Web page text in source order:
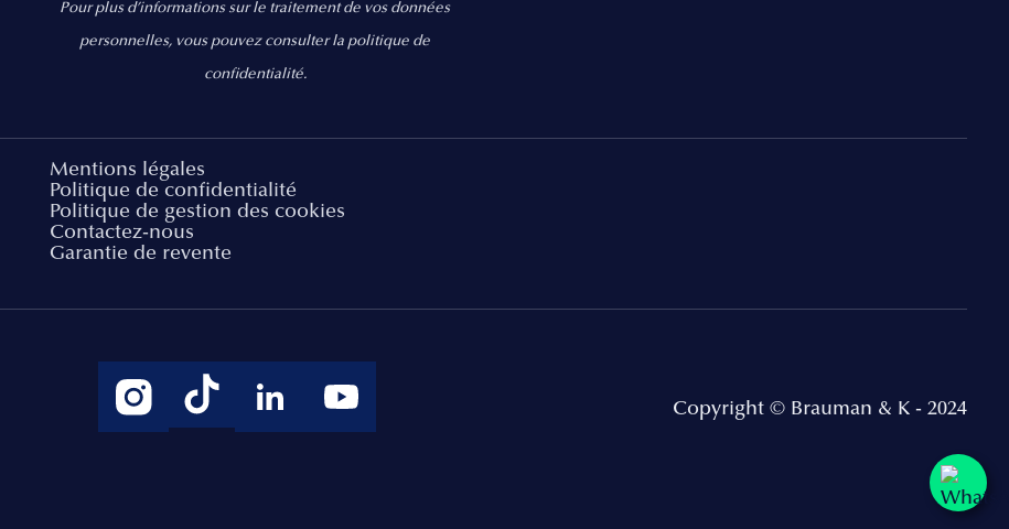
Pour plus d’informations sur le traitement de vos données
personnelles, vous pouvez consulter la politique de
confidentialité.
Mentions légales
Politique de confidentialité
Politique de gestion des cookies
Contactez-nous
Garantie de revente
Copyright © Brauman & K - 2024